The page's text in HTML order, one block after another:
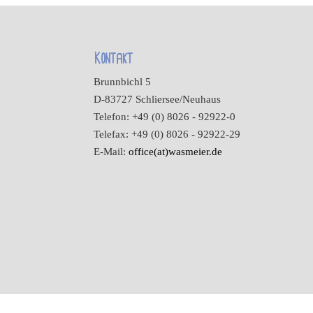
Kontakt
Brunnbichl 5
D-83727 Schliersee/Neuhaus
Telefon: +49 (0) 8026 - 92922-0
Telefax: +49 (0) 8026 - 92922-29
E-Mail:office(at)wasmeier.de